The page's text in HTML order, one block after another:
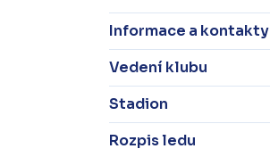
Informace a kontakty
Vedení klubu
Stadion
Rozpis ledu